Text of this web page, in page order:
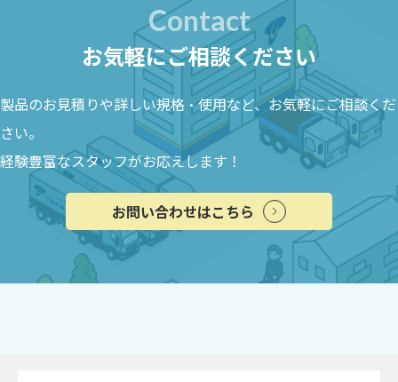
Contact
お気軽にご相談ください
製品のお見積りや詳しい規格・使用など、お気軽にご相談くだ
さい。
経験豊富なスタッフがお応えします！
お問い合わせはこちら